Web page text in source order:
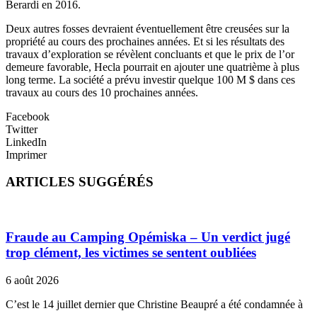
Berardi en 2016.
Deux autres fosses devraient éventuellement être creusées sur la
propriété au cours des prochaines années. Et si les résultats des
travaux d’exploration se révèlent concluants et que le prix de l’or
demeure favorable, Hecla pourrait en ajouter une quatrième à plus
long terme. La société a prévu investir quelque 100 M $ dans ces
travaux au cours des 10 prochaines années.
Facebook
Twitter
LinkedIn
Imprimer
ARTICLES SUGGÉRÉS
Fraude au Camping Opémiska – Un verdict jugé
trop clément, les victimes se sentent oubliées
6 août 2026
C’est le 14 juillet dernier que Christine Beaupré a été condamnée à